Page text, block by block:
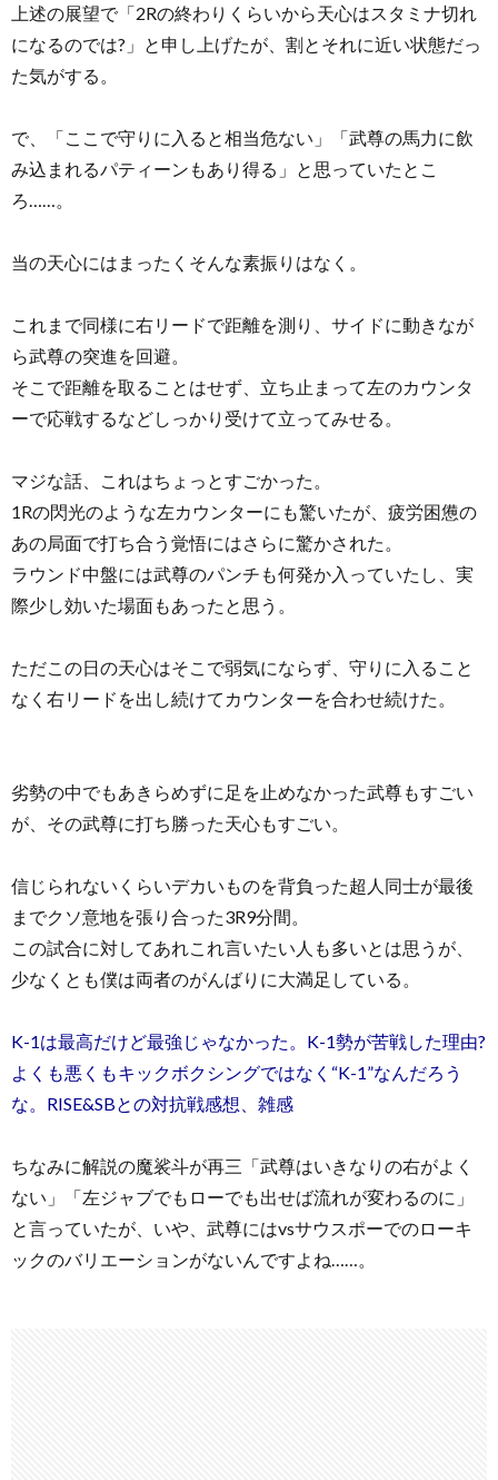
上述の展望で「2Rの終わりくらいから天心はスタミナ切れ
になるのでは?」と申し上げたが、割とそれに近い状態だっ
た気がする。
で、「ここで守りに入ると相当危ない」「武尊の馬力に飲
み込まれるパティーンもあり得る」と思っていたとこ
ろ……。
当の天心にはまったくそんな素振りはなく。
これまで同様に右リードで距離を測り、サイドに動きなが
ら武尊の突進を回避。
そこで距離を取ることはせず、立ち止まって左のカウンタ
ーで応戦するなどしっかり受けて立ってみせる。
マジな話、これはちょっとすごかった。
1Rの閃光のような左カウンターにも驚いたが、疲労困憊の
あの局面で打ち合う覚悟にはさらに驚かされた。
ラウンド中盤には武尊のパンチも何発か入っていたし、実
際少し効いた場面もあったと思う。
ただこの日の天心はそこで弱気にならず、守りに入ること
なく右リードを出し続けてカウンターを合わせ続けた。
劣勢の中でもあきらめずに足を止めなかった武尊もすごい
が、その武尊に打ち勝った天心もすごい。
信じられないくらいデカいものを背負った超人同士が最後
までクソ意地を張り合った3R9分間。
この試合に対してあれこれ言いたい人も多いとは思うが、
少なくとも僕は両者のがんばりに大満足している。
K-1は最高だけど最強じゃなかった。K-1勢が苦戦した理由?
よくも悪くもキックボクシングではなく“K-1”なんだろう
な。RISE&SBとの対抗戦感想、雑感
ちなみに解説の魔裟斗が再三「武尊はいきなりの右がよく
ない」「左ジャブでもローでも出せば流れが変わるのに」
と言っていたが、いや、武尊にはvsサウスポーでのローキ
ックのバリエーションがないんですよね……。